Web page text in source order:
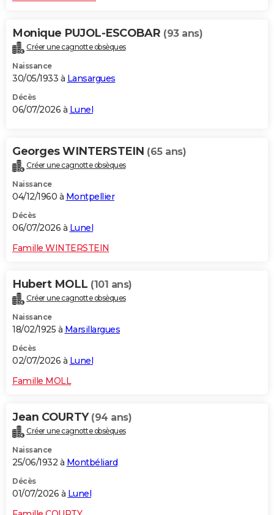
Monique PUJOL-ESCOBAR (93 ans)
Créer une cagnotte obsèques
Naissance
30/05/1933 à Lansargues
Décès
06/07/2026 à Lunel
Georges WINTERSTEIN (65 ans)
Créer une cagnotte obsèques
Naissance
04/12/1960 à Montpellier
Décès
06/07/2026 à Lunel
Famille WINTERSTEIN
Hubert MOLL (101 ans)
Créer une cagnotte obsèques
Naissance
18/02/1925 à Marsillargues
Décès
02/07/2026 à Lunel
Famille MOLL
Jean COURTY (94 ans)
Créer une cagnotte obsèques
Naissance
25/06/1932 à Montbéliard
Décès
01/07/2026 à Lunel